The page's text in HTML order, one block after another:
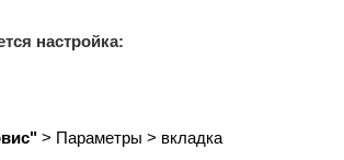
настройка:
> Параметры > вкладка